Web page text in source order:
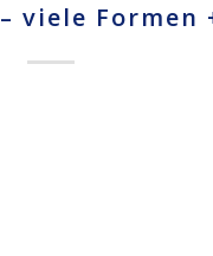
viele Formen